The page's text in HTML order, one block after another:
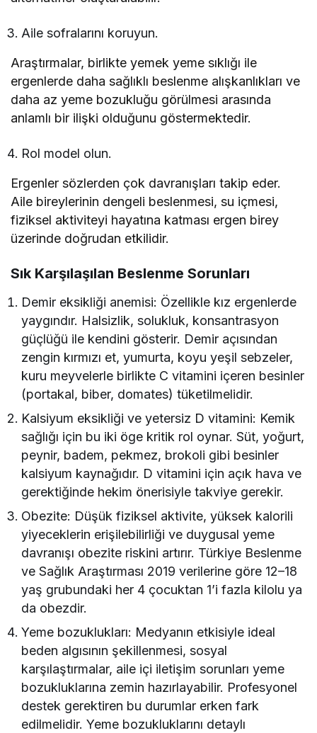
Aile sofralarını koruyun.
Araştırmalar, birlikte yemek yeme sıklığı ile
ergenlerde daha sağlıklı beslenme alışkanlıkları ve
daha az yeme bozukluğu görülmesi arasında
anlamlı bir ilişki olduğunu göstermektedir.
Rol model olun.
Ergenler sözlerden çok davranışları takip eder.
Aile bireylerinin dengeli beslenmesi, su içmesi,
fiziksel aktiviteyi hayatına katması ergen birey
üzerinde doğrudan etkilidir.
Sık Karşılaşılan Beslenme Sorunları
Demir eksikliği anemisi: Özellikle kız ergenlerde
yaygındır. Halsizlik, solukluk, konsantrasyon
güçlüğü ile kendini gösterir. Demir açısından
zengin kırmızı et, yumurta, koyu yeşil sebzeler,
kuru meyvelerle birlikte C vitamini içeren besinler
(portakal, biber, domates) tüketilmelidir.
Kalsiyum eksikliği ve yetersiz D vitamini: Kemik
sağlığı için bu iki öge kritik rol oynar. Süt, yoğurt,
peynir, badem, pekmez, brokoli gibi besinler
kalsiyum kaynağıdır. D vitamini için açık hava ve
gerektiğinde hekim önerisiyle takviye gerekir.
Obezite: Düşük fiziksel aktivite, yüksek kalorili
yiyeceklerin erişilebilirliği ve duygusal yeme
davranışı obezite riskini artırır. Türkiye Beslenme
ve Sağlık Araştırması 2019 verilerine göre 12–18
yaş grubundaki her 4 çocuktan 1’i fazla kilolu ya
da obezdir.
Yeme bozuklukları: Medyanın etkisiyle ideal
beden algısının şekillenmesi, sosyal
karşılaştırmalar, aile içi iletişim sorunları yeme
bozukluklarına zemin hazırlayabilir. Profesyonel
destek gerektiren bu durumlar erken fark
edilmelidir. Yeme bozukluklarını detaylı